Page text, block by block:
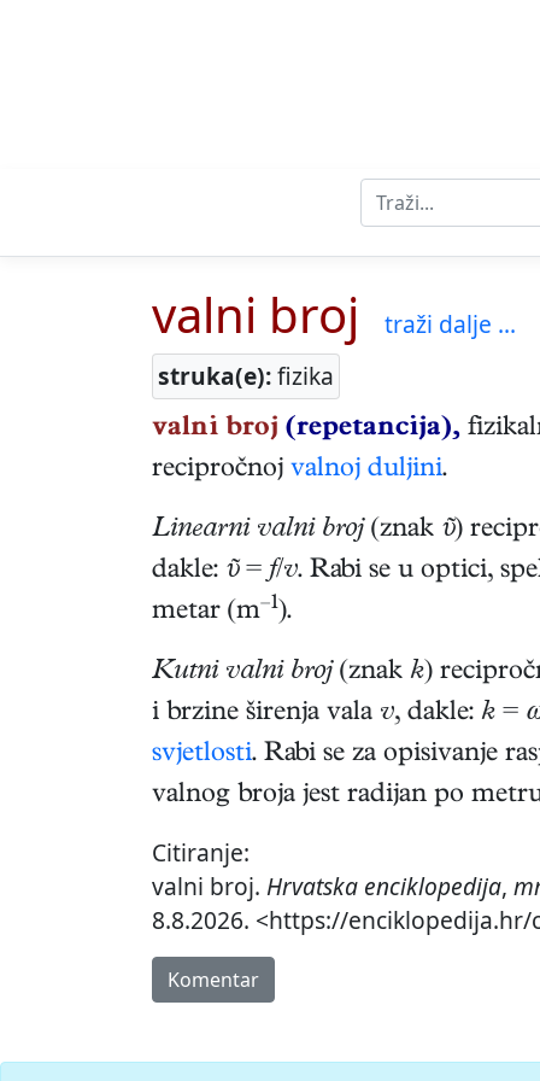
valni broj
traži dalje ...
struka(e):fizika
valni broj (repetancija),
recipročnoj valnoj duljini.
Linearni valni broj(znak ῦ)
dakle: ῦ=f/v. Rabi se u optici,
metar (m–1).
Kutni valni broj(znak k)
i brzine širenja vala v, dakle: k =
svjetlosti. Rabi se za opisivanje
valnog broja jest radijan po
Citiranje:
valni broj. Hrvatska enciklopedija,
8.8.2026. <https://
Komentar